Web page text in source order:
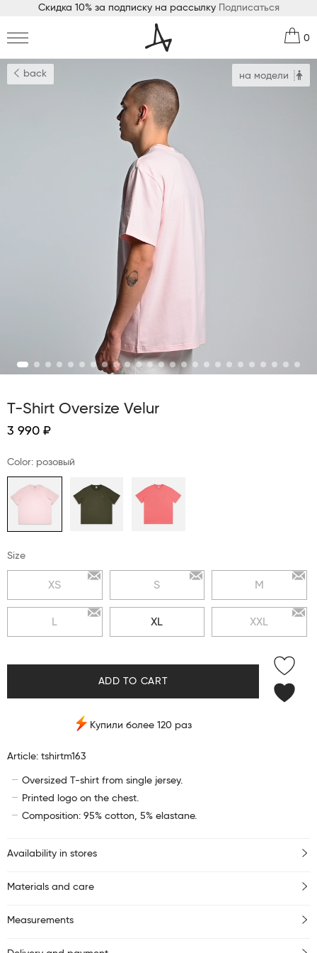
Скидка 10% за подписку на рассылку Подписаться
0
back на модели
T-Shirt Oversize Velur
3 990 ₽
Color: розовый
Size
XS S M
L XL XXL
ADD TO CART
Купили более 120 раз
Article: tshirtm163
Oversized T-shirt from single jersey.
Printed logo on the chest.
Composition: 95% cotton, 5% elastane.
Availability in stores
Materials and care
Measurements